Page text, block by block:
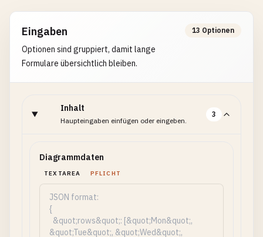
Eingaben
Optionen sind gruppiert, damit lange
Formulare übersichtlich bleiben.
13 Optionen
Inhalt
Haupteingaben einfügen oder eingeben.
3
Diagrammdaten
TEXTAREA PFLICHT